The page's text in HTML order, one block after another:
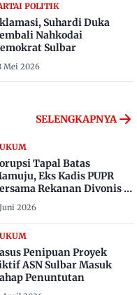
POLITIK
Suhardi Duka
Nahkodai
Sulbar
Mei 2026
SELENGKAPNYA
Tapal Batas
Eks Kadis PUPR
Rekanan Divonis 6
8 Tahun Penjara
2026
Penipuan Proyek
ASN Sulbar Masuk
Penuntutan